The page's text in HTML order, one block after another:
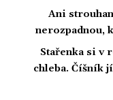
Ani
nerozpadnou,
Stařenka si v
chleba. Číšník